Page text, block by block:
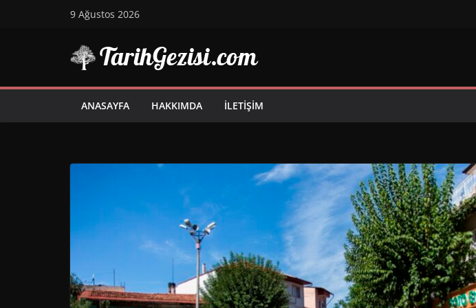
9 Ağustos 2026
ANASAYFA HAKKIMDA İLETIŞIM